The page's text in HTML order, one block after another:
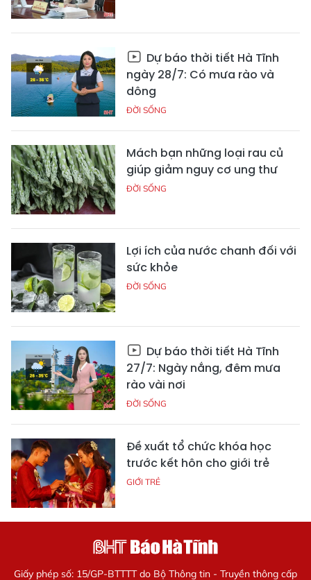
Dự báo thời tiết Hà Tĩnh
ngày 28/7: Có mưa rào và
dông
ĐỜI SỐNG
Mách bạn những loại rau củ
giúp giảm nguy cơ ung thư
ĐỜI SỐNG
Lợi ích của nước chanh đối với
sức khỏe
ĐỜI SỐNG
Dự báo thời tiết Hà Tĩnh
27/7: Ngày nắng, đêm mưa
rào vài nơi
ĐỜI SỐNG
Đề xuất tổ chức khóa học
trước kết hôn cho giới trẻ
GIỚI TRẺ
Giấy phép số: 15/GP-BTTTT do Bộ Thông tin - Truyền thông cấp